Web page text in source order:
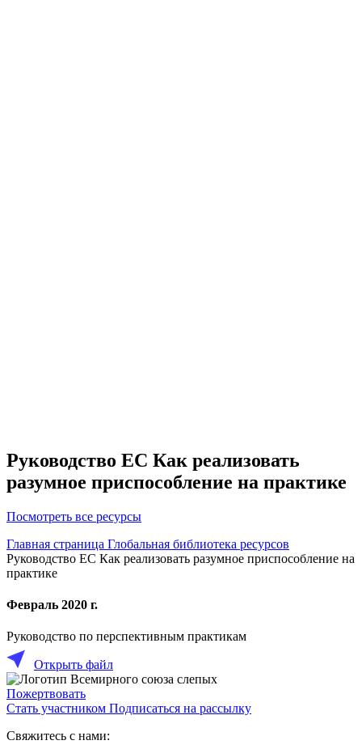
Руководство ЕС Как реализовать
разумное приспособление на практике
Посмотреть все ресурсы
Главная страница Глобальная библиотека ресурсов
Руководство ЕС Как реализовать разумное приспособление на
практике
Февраль 2020 г.
Руководство по перспективным практикам
Открыть файл
Пожертвовать
Стать участником Подписаться на рассылку
Свяжитесь с нами: